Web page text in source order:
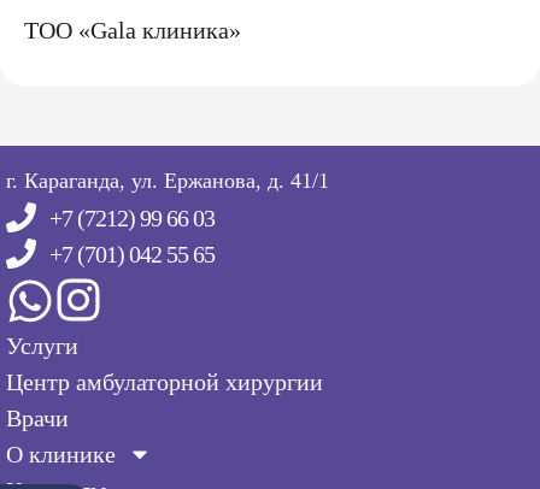
ТОО «Gala клиника»
Услуги
Центр амбулаторной хирургии
Врачи
О клинике
г. Караганда, ул. Ержанова, д. 41/1
+7 (7212) 99 66 03
+7 (701) 042 55 65